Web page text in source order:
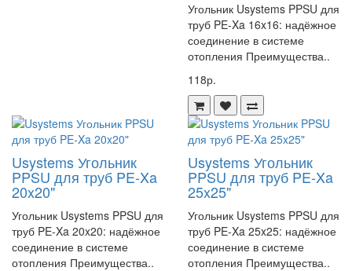
Угольник Usystems PPSU для
труб PE-Xa 16x16: надёжное
соединение в системе
отопления Преимущества..
118р.
Usystems Угольник
PPSU для труб PE-Xa
20x20"
Угольник Usystems PPSU для
труб PE-Xa 20x20: надёжное
соединение в системе
отопления Преимущества..
Usystems Угольник
PPSU для труб PE-Xa
25x25"
Угольник Usystems PPSU для
труб PE-Xa 25x25: надёжное
соединение в системе
отопления Преимущества..